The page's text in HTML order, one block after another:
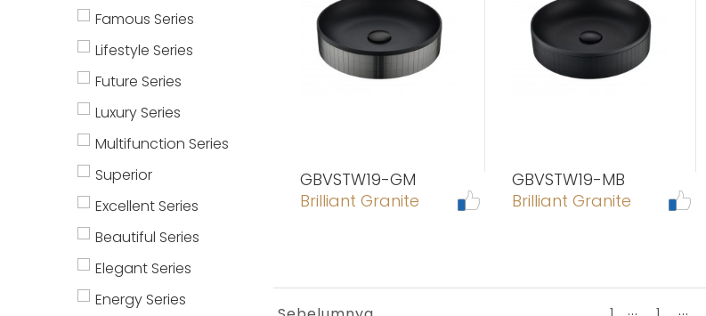
Famous Series
Lifestyle Series
Future Series
Luxury Series
Multifunction Series
Superior
Excellent Series
Beautiful Series
Elegant Series
Energy Series
GBVSTW19-GM
Brilliant Granite
GBVSTW19-MB
Brilliant Granite
... ...